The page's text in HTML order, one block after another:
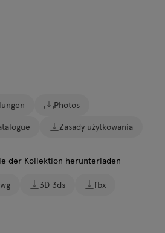
Photos
Zasady użytkowania
der Kollektion herunterladen
3D 3ds
fbx